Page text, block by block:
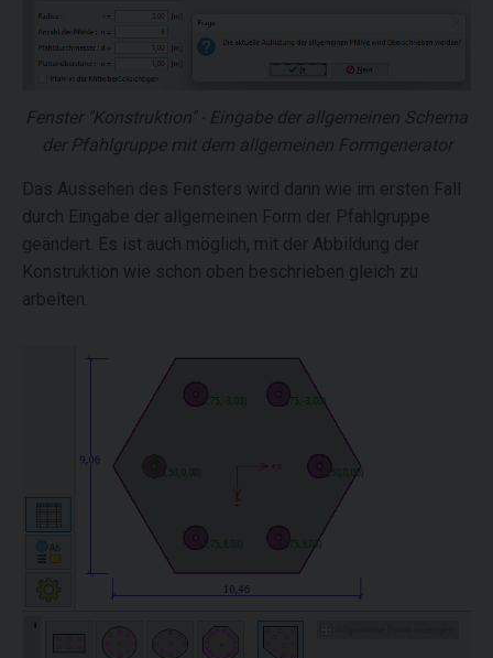
Fenster "Konstruktion" - Eingabe der allgemeinen Schema
der Pfahlgruppe mit dem allgemeinen Formgenerator
Das Aussehen des Fensters wird dann wie im ersten Fall
durch Eingabe der allgemeinen Form der Pfahlgruppe
geändert. Es ist auch möglich, mit der Abbildung der
Konstruktion wie schon oben beschrieben gleich zu
arbeiten.